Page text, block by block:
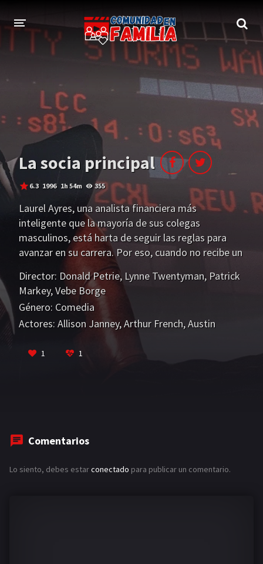
BLOG
LOGIN
La socia principal
6.3 1996 1h 54m 355
Laurel Ayres, una analista financiera más
inteligente que la mayoría de sus colegas
masculinos, está harta de seguir las reglas para
avanzar en su carrera. Por eso, cuando no recibe un
esperado y merecido ascenso, decide actuar: hace
creer a los demás que se ha asociado con un
poderoso genio financiero. El engaño funciona y,
mientras sus colegas se preguntan quién será su
enigmático socio, Laurel consigue varios exitosos
no tienen el monopolio de la creatividad
Director: Donald Petrie, Lynne Twentyman, Patrick
Markey,Vebe Borge
Género: Comedia
Actores: Allison Janney,Arthur French,Austin
1 1
Comentarios
Lo siento, debes estarconectado para publicar un comentario.